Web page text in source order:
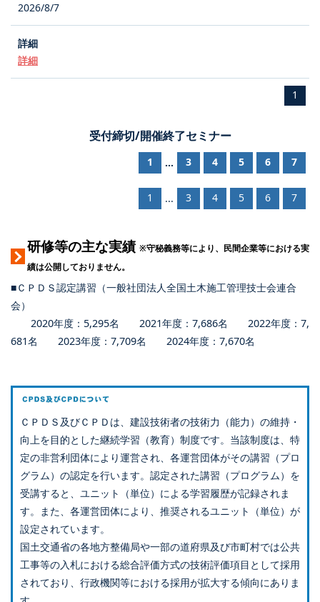
2026/8/7
詳細
1
受付締切/開催終了セミナー
1 ... 3 4 5 6 7
1 ... 3 4 5 6 7
研修等の主な実績 ※守秘義務等により、民間企業等における実
績は公開しておりません。
■ＣＰＤＳ認定講習（一般社団法人全国土木施工管理技士会連合
会）
2020年度：5,295名 2021年度：7,686名 2022年度：7,
681名 2023年度：7,709名 2024年度：7,670名
ＣＰＤＳ及びＣＰＤは、建設技術者の技術力（能力）の維持・
向上を目的とした継続学習（教育）制度です。当該制度は、特
定の非営利団体により運営され、各運営団体がその講習（プロ
グラム）の認定を行います。認定された講習（プログラム）を
受講すると、ユニット（単位）による学習履歴が記録されま
す。また、各運営団体により、推奨されるユニット（単位）が
設定されています。
国土交通省の各地方整備局や一部の道府県及び市町村では公共
工事等の入札における総合評価方式の技術評価項目として採用
されており、行政機関等における採用が拡大する傾向にありま